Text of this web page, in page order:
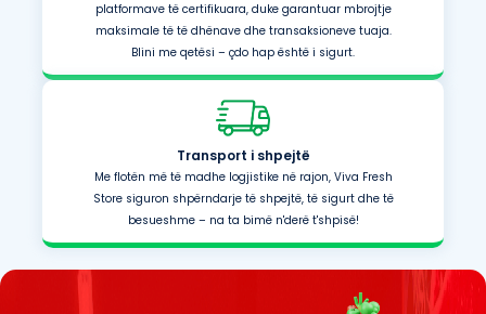
platformave të certifikuara, duke garantuar mbrojtje
maksimale të të dhënave dhe transaksioneve tuaja.
Blini me qetësi – çdo hap është i sigurt.
Transport i shpejtë
Me flotën më të madhe logjistike në rajon, Viva Fresh
Store siguron shpërndarje të shpejtë, të sigurt dhe të
besueshme – na ta bimë n'derë t'shpisë!